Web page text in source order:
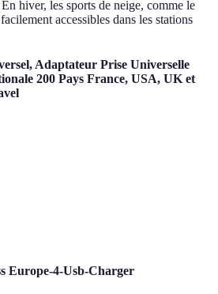
hiver, les sports de neige, comme le
accessibles dans les stations
Adaptateur Prise Universelle
200 Pays France, USA, UK et
Europe-4-Usb-Charger